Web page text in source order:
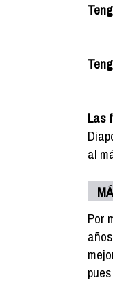
Las
al
Por